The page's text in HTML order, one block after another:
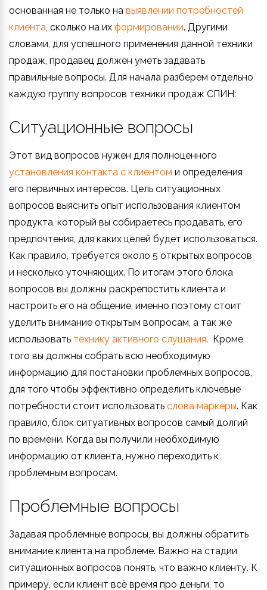
основанная не только на выявлении потребностей
клиента, сколько на их формировании. Другими
словами, для успешного применения данной техники
продаж, продавец должен уметь задавать
правильные вопросы. Для начала разберем отдельно
каждую группу вопросов техники продаж СПИН:
Ситуационные вопросы
Этот вид вопросов нужен для полноценного
установления контакта с клиентом и определения
его первичных интересов. Цель ситуационных
вопросов выяснить опыт использования клиентом
продукта, который вы собираетесь продавать, его
предпочтения, для каких целей будет использоваться.
Как правило, требуется около 5 открытых вопросов
и несколько уточняющих. По итогам этого блока
вопросов вы должны раскрепостить клиента и
настроить его на общение, именно поэтому стоит
уделить внимание открытым вопросам, а так же
использовать технику активного слушания. Кроме
того вы должны собрать всю необходимую
информацию для постановки проблемных вопросов,
для того чтобы эффективно определить ключевые
потребности стоит использовать слова маркеры. Как
правило, блок ситуативных вопросов самый долгий
по времени. Когда вы получили необходимую
информацию от клиента, нужно переходить к
проблемным вопросам.
Проблемные вопросы
Задавая проблемные вопросы, вы должны обратить
внимание клиента на проблеме. Важно на стадии
ситуационных вопросов понять, что важно клиенту. К
примеру, если клиент всё время про деньги, то